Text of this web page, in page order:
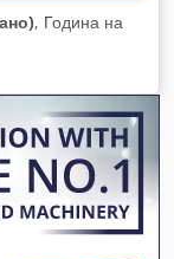
, Година на